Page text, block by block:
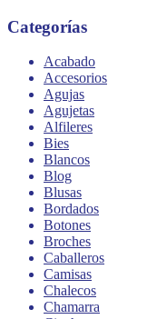
Categorías
Acabado
Accesorios
Agujas
Agujetas
Alfileres
Bies
Blancos
Blog
Blusas
Bordados
Botones
Broches
Caballeros
Camisas
Chalecos
Chamarra